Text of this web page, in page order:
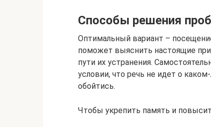
Способы решения
Оптимальный вариант –
поможет выяснить настоящие
пути их устранения.
условии, что речь не идет о
обойтись.
Чтобы укрепить память и